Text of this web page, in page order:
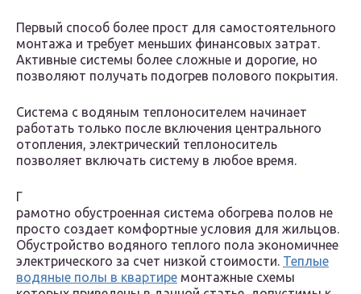
Первый способ более прост для самостоятельного
монтажа и требует меньших финансовых затрат.
Активные системы более сложные и дорогие, но
позволяют получать подогрев полового покрытия.
Система с водяным теплоносителем начинает
работать только после включения центрального
отопления, электрический теплоноситель
позволяет включать систему в любое время.
Г
рамотно обустроенная система обогрева полов не
просто создает комфортные условия для жильцов.
Обустройство водяного теплого пола экономичнее
электрического за счет низкой стоимости. Теплые
водяные полы в квартире монтажные схемы